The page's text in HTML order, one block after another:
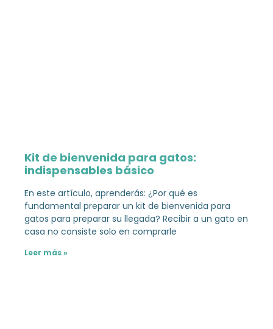
Kit de bienvenida para gatos:
indispensables básico
En este artículo, aprenderás: ¿Por qué es
fundamental preparar un kit de bienvenida para
gatos para preparar su llegada? Recibir a un gato en
casa no consiste solo en comprarle
Leer más »